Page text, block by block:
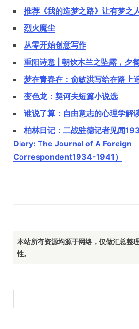
推荐《我的造梦之路》让有梦之
烈火魔尘
从零开始创意写作
重阳诗意 | 朝饮木兰之坠露，夕
梦在青春在：俞敏洪写给在路上
变色龙：契诃夫短篇小说选
谁说了算：自由意志的心理学解
柏林日记：二战驻德记者见闻
Diary: The Journal of A Foreign
Correspondent1934-1941）
本站所有资源均源于网络，仅做汇总整
性。
索：